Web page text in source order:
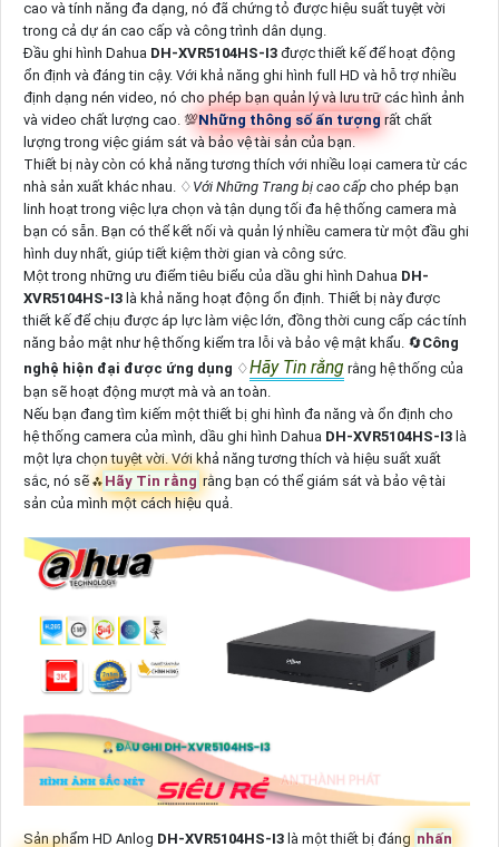
cao và tính năng đa dạng, nó đã chứng tỏ được hiệu suất tuyệt vời
trong cả dự án cao cấp và công trình dân dụng.
Đầu ghi hình Dahua DH-XVR5104HS-I3 được thiết kế để hoạt động
ổn định và đáng tin cậy. Với khả năng ghi hình full HD và hỗ trợ nhiều
định dạng nén video, nó cho phép bạn quản lý và lưu trữ các hình ảnh
và video chất lượng cao. 💯Những thông số ấn tượng rất chất
lượng trong việc giám sát và bảo vệ tài sản của bạn.
Thiết bị này còn có khả năng tương thích với nhiều loại camera từ các
nhà sản xuất khác nhau. ♢ Với Những Trang bị cao cấpcho phép bạn
linh hoạt trong việc lựa chọn và tận dụng tối đa hệ thống camera mà
bạn có sẵn. Bạn có thể kết nối và quản lý nhiều camera từ một đầu ghi
hình duy nhất, giúp tiết kiệm thời gian và công sức.
Một trong những ưu điểm tiêu biểu của dầu ghi hình Dahua DH-
XVR5104HS-I3 là khả năng hoạt động ổn định. Thiết bị này được
thiết kế để chịu được áp lực làm việc lớn, đồng thời cung cấp các tính
năng bảo mật như hệ thống kiểm tra lỗi và bảo vệ mật khẩu. 🔄Công
nghệ hiện đại được ứng dụng ♢Hãy Tin rằng rằng hệ thống của
bạn sẽ hoạt động mượt mà và an toàn.
Nếu bạn đang tìm kiếm một thiết bị ghi hình đa năng và ổn định cho
hệ thống camera của mình, dầu ghi hình Dahua DH-XVR5104HS-I3 là
một lựa chọn tuyệt vời. Với khả năng tương thích và hiệu suất xuất
sắc, nó sẽ ⁂ Hãy Tin rằng rằng bạn có thể giám sát và bảo vệ tài
sản của mình một cách hiệu quả.
Sản phẩm HD Anlog DH-XVR5104HS-I3 là một thiết bị đáng nhấn